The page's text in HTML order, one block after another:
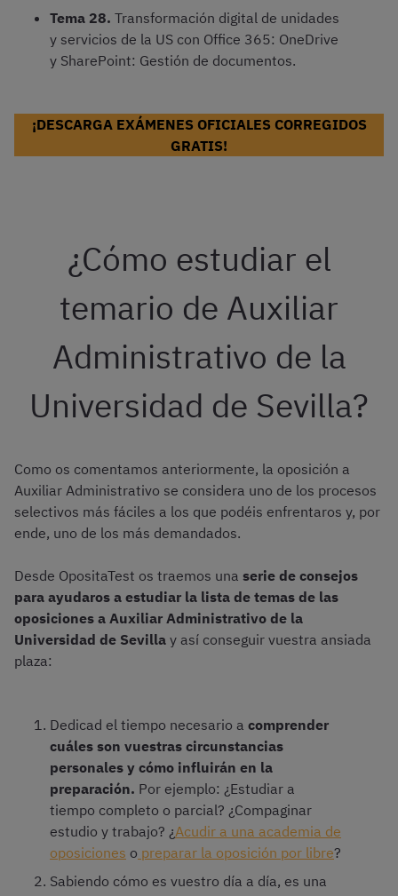
Tema 28. Transformación digital de unidades
y servicios de la US con Office 365: OneDrive
y SharePoint: Gestión de documentos.
¡DESCARGA EXÁMENES OFICIALES CORREGIDOS
GRATIS!
¿Cómo estudiar el
temario de Auxiliar
Administrativo de la
Universidad de Sevilla?
Como os comentamos anteriormente, la oposición a
Auxiliar Administrativo se considera uno de los procesos
selectivos más fáciles a los que podéis enfrentaros y, por
ende, uno de los más demandados.
Desde OpositaTest os traemos una serie de consejos
para ayudaros a estudiar la lista de temas de las
oposiciones a Auxiliar Administrativo de la
Universidad de Sevilla y así conseguir vuestra ansiada
plaza:
Dedicad el tiempo necesario a comprender
cuáles son vuestras circunstancias
personales y cómo influirán en la
preparación. Por ejemplo: ¿Estudiar a
tiempo completo o parcial? ¿Compaginar
estudio y trabajo? ¿Acudir a una academia de
oposiciones o preparar la oposición por libre?
Sabiendo cómo es vuestro día a día, es una